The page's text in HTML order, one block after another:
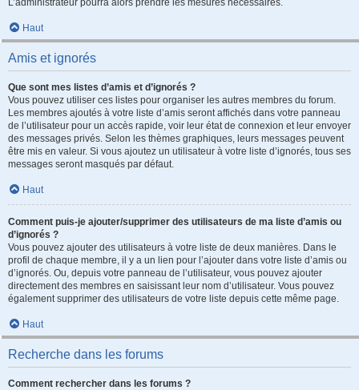
L’administrateur pourra alors prendre les mesures nécessaires.
Haut
Amis et ignorés
Que sont mes listes d’amis et d’ignorés ?
Vous pouvez utiliser ces listes pour organiser les autres membres du forum.
Les membres ajoutés à votre liste d’amis seront affichés dans votre panneau
de l’utilisateur pour un accès rapide, voir leur état de connexion et leur envoyer
des messages privés. Selon les thèmes graphiques, leurs messages peuvent
être mis en valeur. Si vous ajoutez un utilisateur à votre liste d’ignorés, tous ses
messages seront masqués par défaut.
Haut
Comment puis-je ajouter/supprimer des utilisateurs de ma liste d’amis ou
d’ignorés ?
Vous pouvez ajouter des utilisateurs à votre liste de deux manières. Dans le
profil de chaque membre, il y a un lien pour l’ajouter dans votre liste d’amis ou
d’ignorés. Ou, depuis votre panneau de l’utilisateur, vous pouvez ajouter
directement des membres en saisissant leur nom d’utilisateur. Vous pouvez
également supprimer des utilisateurs de votre liste depuis cette même page.
Haut
Recherche dans les forums
Comment rechercher dans les forums ?